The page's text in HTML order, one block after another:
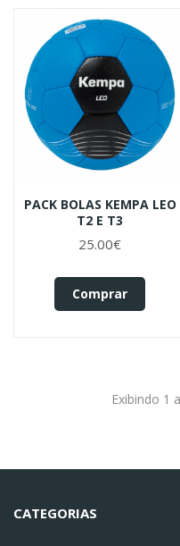
PACK BOLAS KEMPA LEO
T2 E T3
25.00€
Comprar
Exibindo 1
CATEGORIAS